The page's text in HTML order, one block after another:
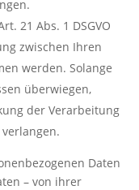
21 Abs. 1 DSGVO
zwischen Ihren
werden. Solange
überwiegen,
der Verarbeitung
Daten
– von ihrer